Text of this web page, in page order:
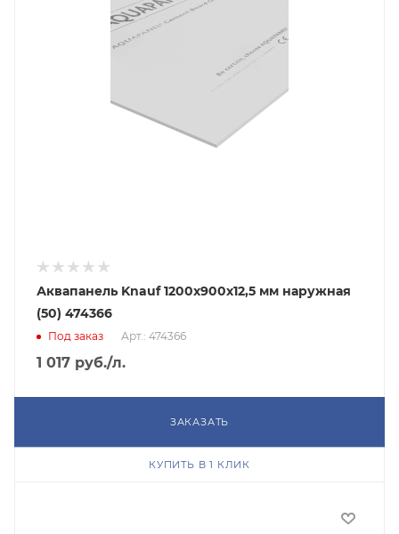
Аквапанель Knauf 1200х900х12,5 мм наружная
(50) 474366
Под заказ Арт.: 474366
1 017 руб./л.
ЗАКАЗАТЬ
КУПИТЬ В 1 КЛИК